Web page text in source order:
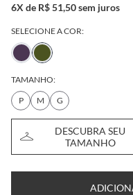
6X de R$ 51,50 sem juros
SELECIONE A COR:
TAMANHO:
P
M G
DESCUBRA SEU
TAMANHO